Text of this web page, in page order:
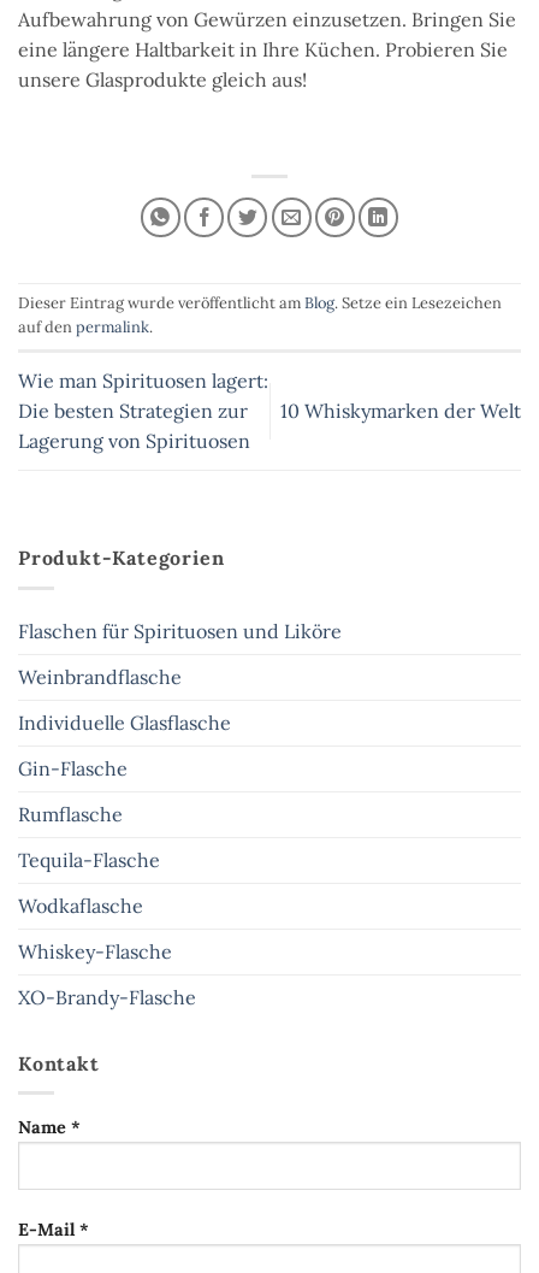
Aufbewahrung von Gewürzen einzusetzen. Bringen Sie
eine längere Haltbarkeit in Ihre Küchen. Probieren Sie
unsere Glasprodukte gleich aus!
Dieser Eintrag wurde veröffentlicht amBlog. Setze ein Lesezeichen
auf denpermalink.
Wie man Spirituosen lagert:
Die besten Strategien zur
Lagerung von Spirituosen
10 Whiskymarken der Welt
Produkt-Kategorien
Flaschen für Spirituosen und Liköre
Weinbrandflasche
Individuelle Glasflasche
Gin-Flasche
Rumflasche
Tequila-Flasche
Wodkaflasche
Whiskey-Flasche
XO-Brandy-Flasche
Kontakt
Name *
E-Mail *